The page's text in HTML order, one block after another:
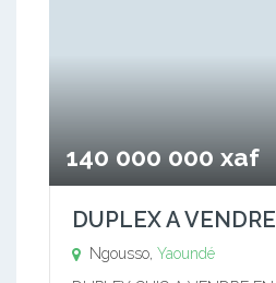
140 000 000 xaf
DUPLEX A VENDRE
Ngousso, Yaoundé